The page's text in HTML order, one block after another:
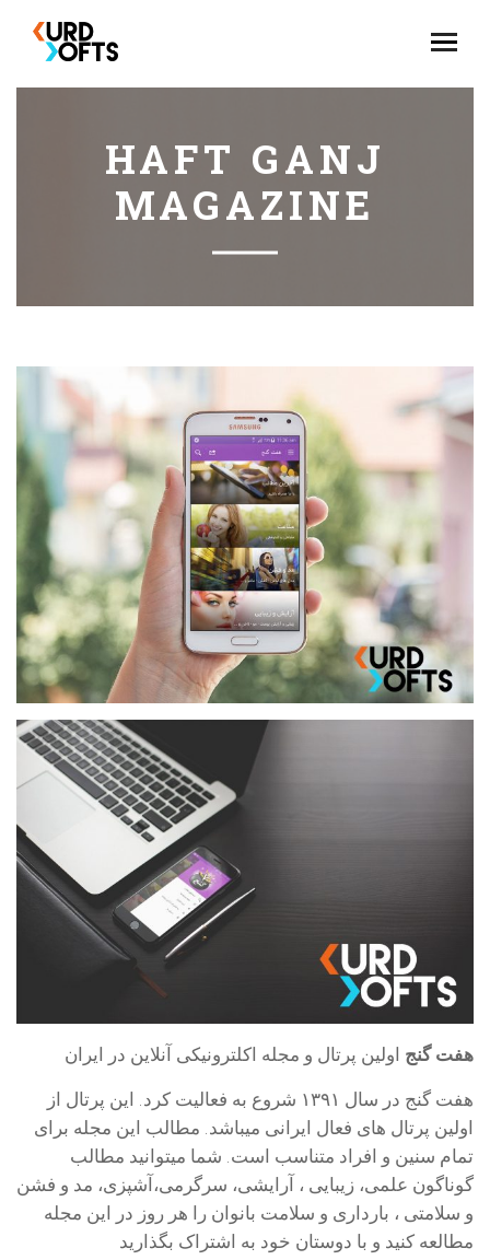
HAFT GANJ
MAGAZINE
هفت گنج اولین پرتال و مجله اکلترونیکی آنلاین در ایران
هفت گنج در سال ۱۳۹۱ شروع به فعالیت کرد. این پرتال از
اولین پرتال های فعال ایرانی میباشد. مطالب این مجله برای
تمام سنین و افراد متناسب است. شما میتوانید مطالب
گوناگون علمی، زیبایی ، آرایشی، سرگرمی،آشپزی، مد و فشن
و سلامتی ، بارداری و سلامت بانوان را هر روز در این مجله
مطالعه کنید و با دوستان خود به اشتراک بگذارید